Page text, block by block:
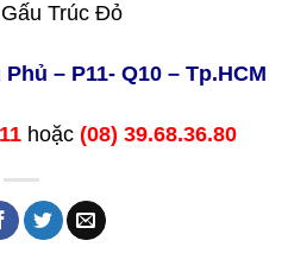
Trúc Đỏ
– P11- Q10 – Tp.HCM
hoặc (08) 39.68.36.80